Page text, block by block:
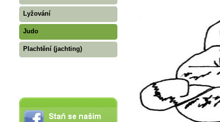
Lyžování
Judo
Plachtění (jachting)